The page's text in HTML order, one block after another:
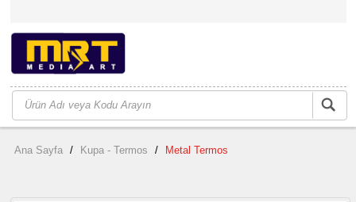
Ana Sayfa / Kupa - Termos / Metal Termos